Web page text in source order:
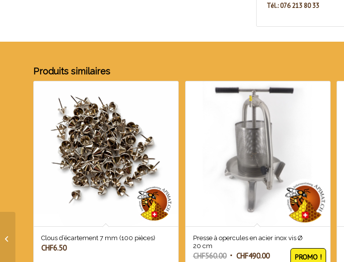
Tél.: 076 213 80 33
Produits similaires
Clous d’écartement 7 mm (100 pièces)
CHF6.50
Presse à opercules en acier inox vis Ø
20 cm
CHF560.00 Le CHF490.00Le
PROMO !
Cadres Dadant corps filé
horizontal en Inox